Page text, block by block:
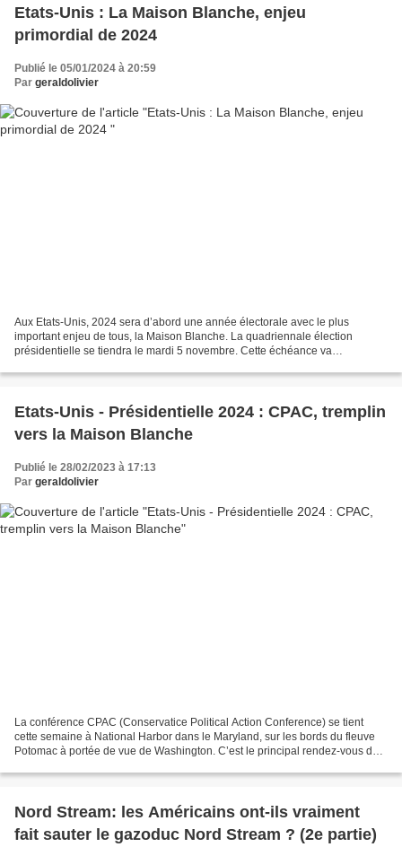
Etats-Unis : La Maison Blanche, enjeu
primordial de 2024
Publié le 05/01/2024 à 20:59
Par geraldolivier
Aux Etats-Unis, 2024 sera d’abord une année électorale avec le plus
important enjeu de tous, la Maison Blanche. La quadriennale élection
présidentielle se tiendra le mardi 5 novembre. Cette échéance va
Etats-Unis - Présidentielle 2024 : CPAC, tremplin
vers la Maison Blanche
Publié le 28/02/2023 à 17:13
Par geraldolivier
La conférence CPAC (Conservatice Political Action Conference) se tient
cette semaine à National Harbor dans le Maryland, sur les bords du fleuve
Potomac à portée de vue de Washington. C’est le principal rendez-vous des
Nord Stream: les Américains ont-ils vraiment
fait sauter le gazoduc Nord Stream ? (2e partie)